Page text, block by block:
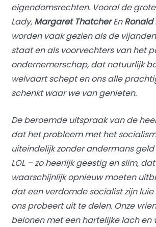
eigendomsrechten. Vooral de
Lady, Margaret ThatcherEnRonald
worden vaak gezien als de
staat en als voorvechters van het
ondernemerschap, dat natuurlijk
welvaart schept en ons alle
schenkt waar we van genieten.
De beroemde uitspraak van de
dat het probleem met het
uiteindelijk zonder andermans
LOL – zo heerlijk geestig en slim,
waarschijnlijk opnieuw moeten
dat een verdomde socialist zijn
ons probeert uit te delen. Onze
belonen met een hartelijke lach en